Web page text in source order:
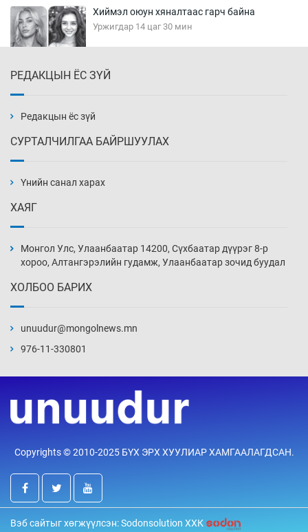
Хиймэл оюун хяналтаас гарч байна
Уржигдар 14 цаг 30 мин
Уржигдар 14 цаг 00 мин
нэмэгджээ
Уржигдар 13 цаг 30 мин
Уржигдар 13 цаг 00 мин
Уржигдар 12 цаг 30 мин
үйлчилж буй гэв
Уржигдар 12 цаг 00 мин
“Туул усан цогцолбор”-ын ТЭЗҮ-ийг
РЕДАКЦЫН ЁС ЗҮЙ
Редакцын ёс зүй
СУРТАЛЧИЛГАА БАЙРШУУЛАХ
Үнийн санал харах
ХАЯГ
Монгол Улс, Улаанбаатар 14200, Сүхбаатар дүүрэг 8-р
хороо, Алтангэрэлийн гудамж, Улаанбаатар зочид буудал
ХОЛБОО БАРИХ
unuudur@mongolnews.mn
976-11-330801
Copyrights © 2010-2025 БҮХ ЭРХ ХУУЛИАР ХАМГААЛАГДСАН.
Вэб сайтыг хөгжүүлсэн: Sodonsolution ХХК